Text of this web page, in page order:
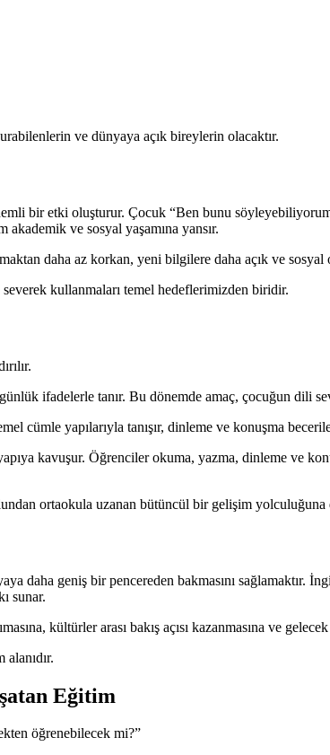
ve dünyaya açık bireylerin olacaktır.
bir etki oluşturur. Çocuk “Ben bunu
ve sosyal yaşamına yansır.
daha az korkan, yeni bilgilere daha açık ve
kullanmaları temel hedeflerimizden biridir.
ifadelerle tanır. Bu dönemde amaç, çocuğun dili
cümle yapılarıyla tanışır, dinleme ve konuşma
kavuşur. Öğrenciler okuma, yazma, dinleme ve
ortaokula uzanan bütüncül bir gelişim yolculuğuna
daha geniş bir pencereden bakmasını sağlamaktır.
sunar.
kültürler arası bakış açısı kazanmasına ve
Eğitim
öğrenebilecek mi?”